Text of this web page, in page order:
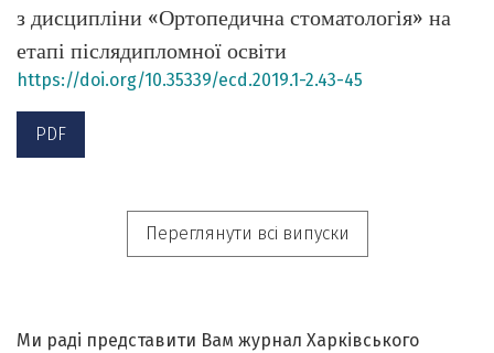
з дисципліни «Ортопедична стоматологія» на
етапі післядипломної освіти
https://doi.org/10.35339/ecd.2019.1-2.43-45
PDF
Переглянути всі випуски
Ми раді представити Вам журнал Харківського